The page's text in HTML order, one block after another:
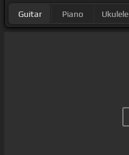
Guitar Piano Ukulele